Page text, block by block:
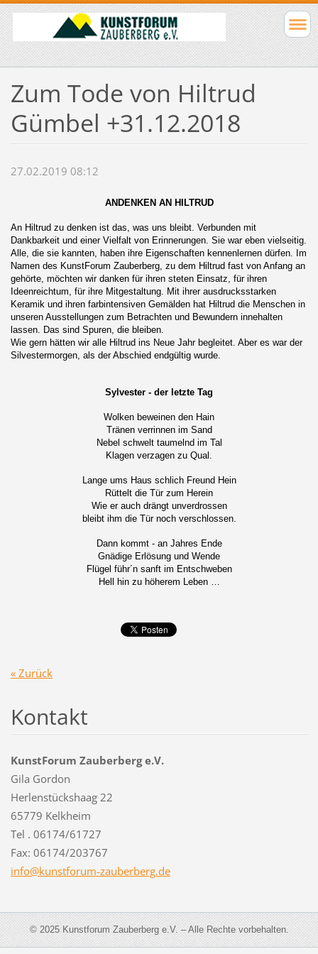
Zum Tode von Hiltrud
Gümbel +31.12.2018
27.02.2019 08:12
ANDENKEN AN HILTRUD
An Hiltrud zu denken ist das, was uns bleibt. Verbunden mit
Dankbarkeit und einer Vielfalt von Erinnerungen. Sie war eben vielseitig.
Alle, die sie kannten, haben ihre Eigenschaften kennenlernen dürfen. Im
Namen des KunstForum Zauberberg, zu dem Hiltrud fast von Anfang an
gehörte, möchten wir danken für ihren steten Einsatz, für ihren
Ideenreichtum, für ihre Mitgestaltung. Mit ihrer ausdrucksstarken
Keramik und ihren farbintensiven Gemälden hat Hiltrud die Menschen in
unseren Ausstellungen zum Betrachten und Bewundern innehalten
lassen. Das sind Spuren, die bleiben.
Wie gern hätten wir alle Hiltrud ins Neue Jahr begleitet. Aber es war der
Silvestermorgen, als der Abschied endgültig wurde.
Sylvester - der letzte Tag
Wolken beweinen den Hain
Tränen verrinnen im Sand
Nebel schwelt taumelnd im Tal
Klagen verzagen zu Qual.
Lange ums Haus schlich Freund Hein
Rüttelt die Tür zum Herein
Wie er auch drängt unverdrossen
bleibt ihm die Tür noch verschlossen.
Dann kommt - an Jahres Ende
Gnädige Erlösung und Wende
Flügel führ´n sanft im Entschweben
Hell hin zu höherem Leben …
« Zurück
Kontakt
KunstForum Zauberberg e.V.
Gila Gordon
Herlenstückshaag 22
65779 Kelkheim
Tel . 06174/61727
Fax: 06174/203767
info@kunstforum-zauberberg.de
© 2025 Kunstforum Zauberberg e.V. – Alle Rechte vorbehalten.